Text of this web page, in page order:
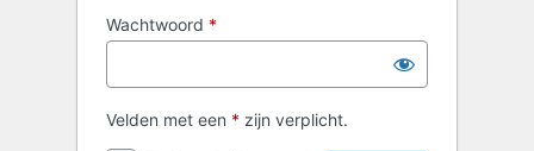
Wachtwoord *
Velden met een * zijn verplicht.